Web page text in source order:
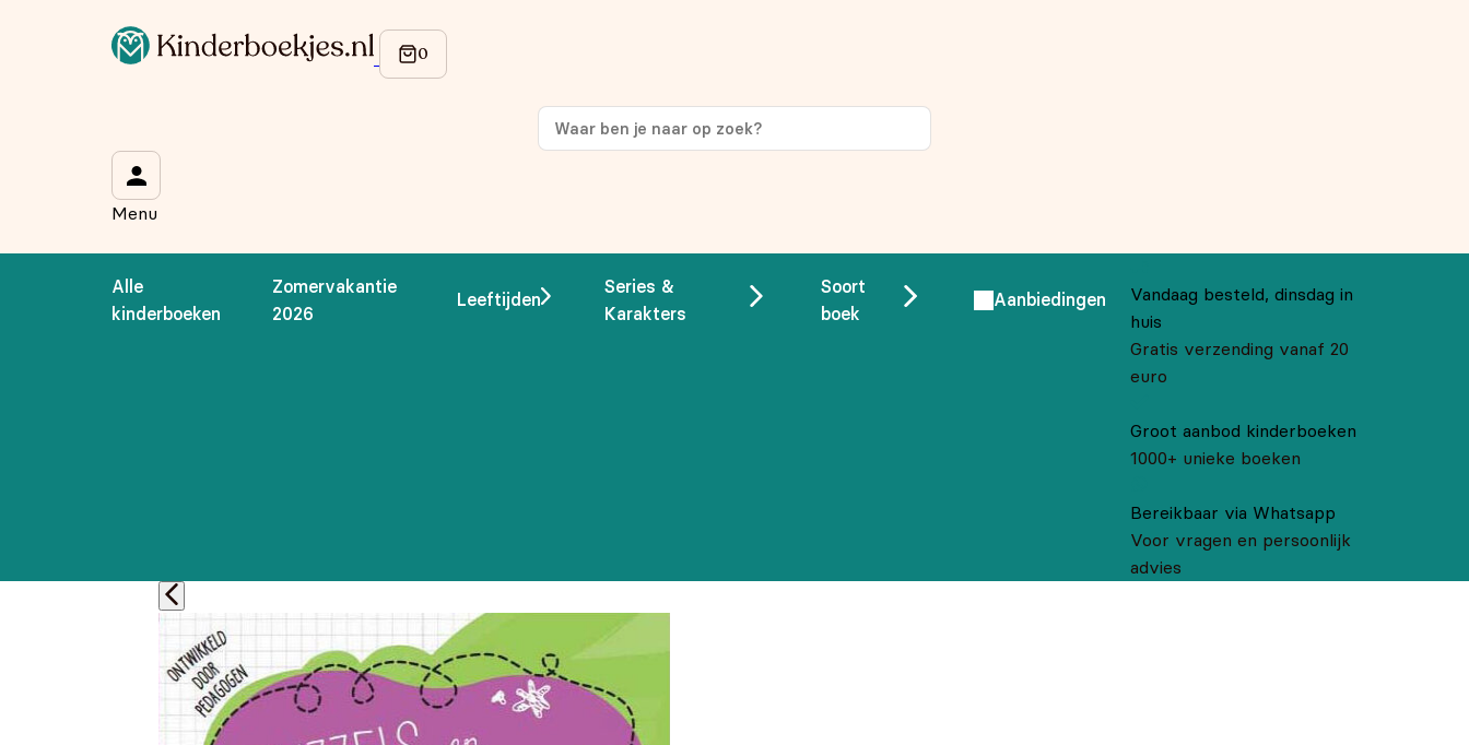
Menu
Alle
kinderboeken
Zomervakantie
2026
Leeftijden
Series &
Karakters
Soort
boek
Aanbiedingen
Vandaag besteld, dinsdag in
huis
Gratis verzending vanaf 20
euro
Groot aanbod kinderboeken
1000+ unieke boeken
Bereikbaar via Whatsapp
Voor vragen en persoonlijk
advies
Op de hoogte blijven van onze acties?
op je eerste aankoop!
Wat is je voornaam?
Aanmelden